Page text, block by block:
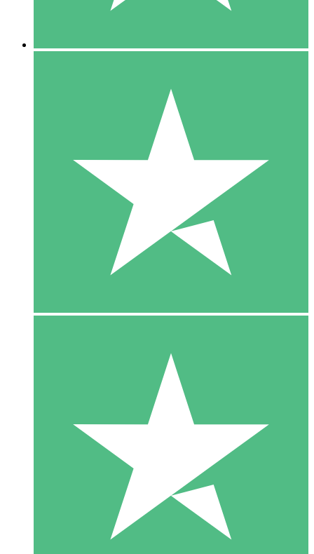
10 Téléchargements
20 00